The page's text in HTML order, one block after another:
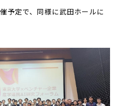
予定で、同様に武田ホールに